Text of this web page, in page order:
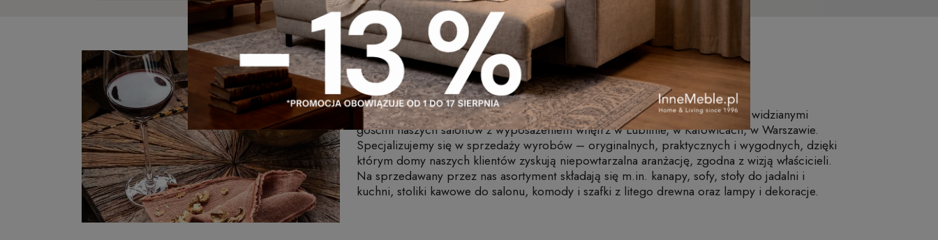
Sklep z wyposażeniem wnętrz - Inne Meble.pl
Miłośnicy designu, nowoczesnych mebli, oświetlenia oraz dekoracji, są mile widzianymi
gośćmi naszych salonów z wyposażeniem wnętrz w Lublinie, w Katowicach, w Warszawie.
Specjalizujemy się w sprzedaży wyrobów – oryginalnych, praktycznych i wygodnych, dzięki
którym domy naszych klientów zyskują niepowtarzalna aranżację, zgodna z wizją właścicieli.
Na sprzedawany przez nas asortyment składają się m.in. kanapy, sofy, stoły do jadalni i
kuchni, stoliki kawowe do salonu, komody i szafki z litego drewna oraz lampy i dekoracje.